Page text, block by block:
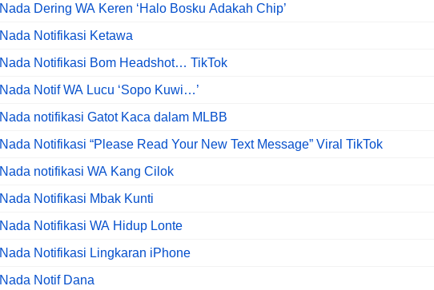
Nada Dering WA Keren ‘Halo Bosku Adakah Chip’
Nada Notifikasi Ketawa
Nada Notifikasi Bom Headshot… TikTok
Nada Notif WA Lucu ‘Sopo Kuwi…’
Nada notifikasi Gatot Kaca dalam MLBB
Nada Notifikasi “Please Read Your New Text Message” Viral TikTok
Nada notifikasi WA Kang Cilok
Nada Notifikasi Mbak Kunti
Nada Notifikasi WA Hidup Lonte
Nada Notifikasi Lingkaran iPhone
Nada Notif Dana